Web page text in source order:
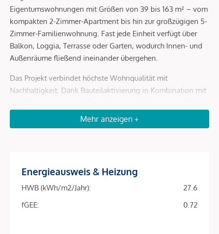
Eigentumswohnungen mit Größen von 39 bis 163 m² – vom
kompakten 2-Zimmer-Apartment bis hin zur großzügigen 5-
Zimmer-Familienwohnung. Fast jede Einheit verfügt über
Balkon, Loggia, Terrasse oder Garten, wodurch Innen- und
Außenräume fließend ineinander übergehen.
Das Projekt verbindet höchste Wohnqualität mit
Nachhaltigkeit: Dank Bauteilaktivierung in Kombination mit
geheizt und gekühlt. Eine Photovoltaikanlage am Dach
senkt die Betriebskosten und macht das Objekt zu einer
Projekt-Highlights
Top-Lage im 9. Bezirk – ruhige Wohnstraße mit
exzellenter Anbindung
Mehr anzeigen +
Energieausweis & Heizung
HWB (kWh/m2/Jahr):
27.6
fGEE:
0.72